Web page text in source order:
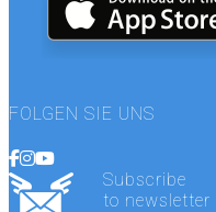
FOLGEN SIE UNS
Subscribe
to newsletter